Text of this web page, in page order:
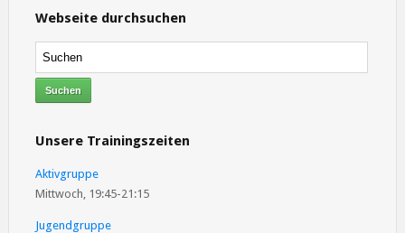
Webseite durchsuchen
Unsere Trainingszeiten
Aktivgruppe
Mittwoch, 19:45-21:15
Jugendgruppe